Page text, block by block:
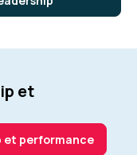
et
et performance